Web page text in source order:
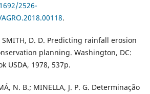
2526-
.
SMITH, D. D. Predicting rainfall erosion
planning. Washington, DC:
USDA, 1978, 537p.
N. B.; MINELLA, J. P. G. Determinação